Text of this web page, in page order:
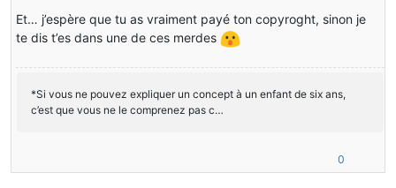
Et… j’espère que tu as vraiment payé ton copyroght, sinon je
te dis t’es dans une de ces merdes
*Si vous ne pouvez expliquer un concept à un enfant de six ans,
c’est que vous ne le comprenez pas c…
0